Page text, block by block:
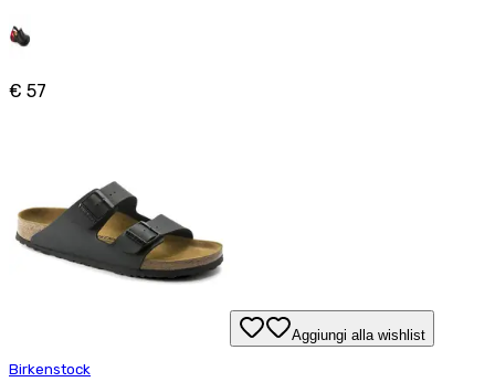
€ 57
Aggiungi alla wishlist
Birkenstock